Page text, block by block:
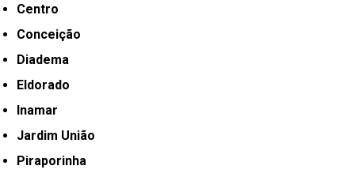
Centro
Conceição
Diadema
Eldorado
Inamar
Jardim União
Piraporinha